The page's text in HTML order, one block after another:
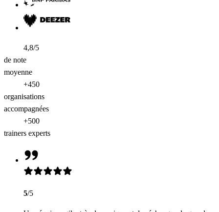
4,8/5
de note
moyenne
+450
organisations
accompagnées
+500
trainers experts
5/5